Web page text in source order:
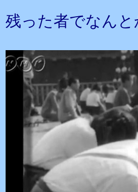
残った者でなん